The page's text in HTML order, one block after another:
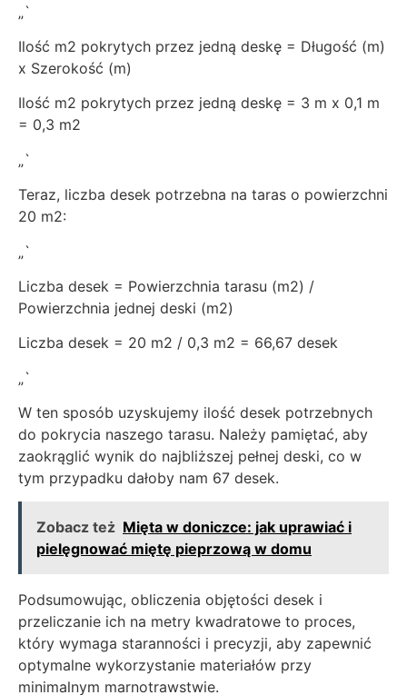
„`
Ilość m2 pokrytych przez jedną deskę = Długość (m)
x Szerokość (m)
Ilość m2 pokrytych przez jedną deskę = 3 m x 0,1 m
= 0,3 m2
„`
Teraz, liczba desek potrzebna na taras o powierzchni
20 m2:
„`
Liczba desek = Powierzchnia tarasu (m2) /
Powierzchnia jednej deski (m2)
Liczba desek = 20 m2 / 0,3 m2 = 66,67 desek
„`
W ten sposób uzyskujemy ilość desek potrzebnych
do pokrycia naszego tarasu. Należy pamiętać, aby
zaokrąglić wynik do najbliższej pełnej deski, co w
tym przypadku dałoby nam 67 desek.
Zobacz też Mięta w doniczce: jak uprawiać i
pielęgnować miętę pieprzową w domu
Podsumowując, obliczenia objętości desek i
przeliczanie ich na metry kwadratowe to proces,
który wymaga staranności i precyzji, aby zapewnić
optymalne wykorzystanie materiałów przy
minimalnym marnotrawstwie.